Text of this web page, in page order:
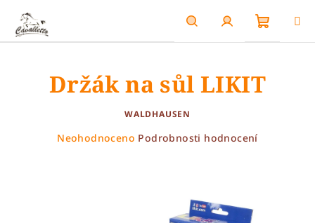
obsah
HledatPřihlášení
košík
Držák na sůl LIKIT
WALDHAUSEN
Průměrné
Neohodnoceno Podrobnosti hodnocení